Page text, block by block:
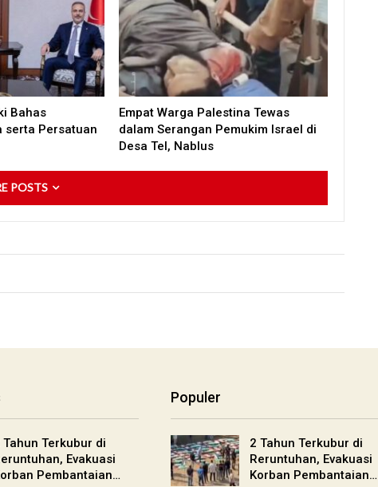
Bahas
serta Persatuan
Empat Warga Palestina Tewas
dalam Serangan Pemukim Israel di
Desa Tel, Nablus
POSTS
Tahun Terkubur di
Evakuasi
Pembantaian…
Populer
2 Tahun Terkubur di
Reruntuhan, Evakuasi
Korban Pembantaian…